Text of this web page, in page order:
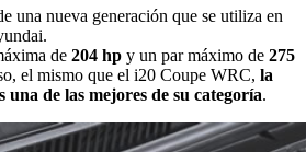
una nueva generación que se utiliza en
de 204 hp y un par máximo de 275
el mismo que el i20 Coupe WRC, la
una de las mejores de su categoría.